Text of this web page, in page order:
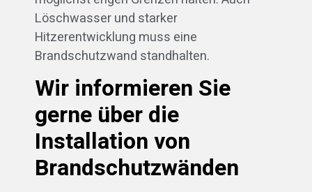
Löschwasser und starker
Hitzerentwicklung muss eine
Brandschutzwand standhalten.
Wir informieren Sie
gerne über die
Installation von
Brandschutzwänden